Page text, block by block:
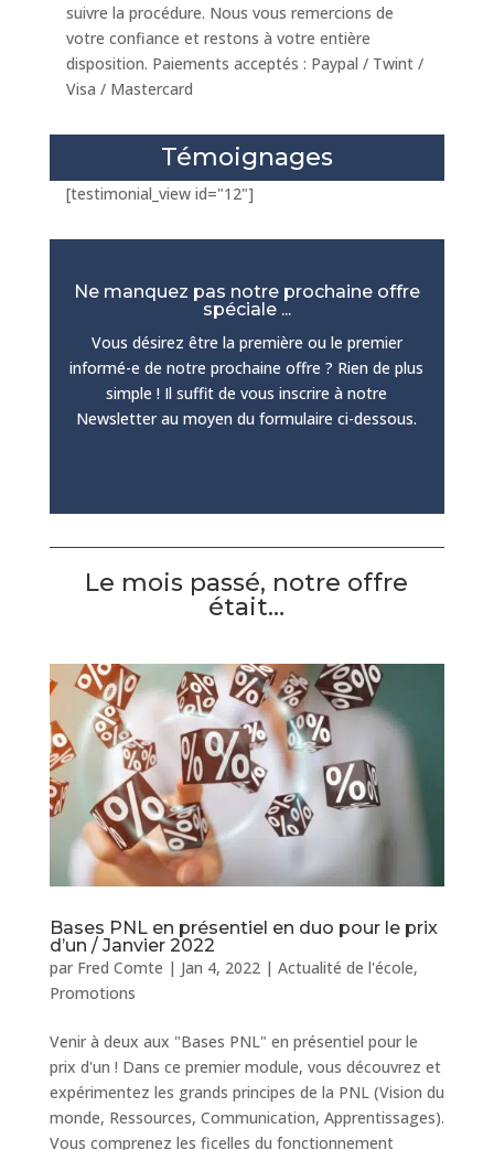
suivre la procédure. Nous vous remercions de
votre confiance et restons à votre entière
disposition. Paiements acceptés : Paypal / Twint /
Visa / Mastercard
Témoignages
[testimonial_view id="12"]
Ne manquez pas notre prochaine offre
spéciale ...
Vous désirez être la première ou le premier
informé-e de notre prochaine offre ? Rien de plus
simple ! Il suffit de vous inscrire à notre
Newsletter au moyen du formulaire ci-dessous.
Le mois passé, notre offre
était…
Bases PNL en présentiel en duo pour le prix
d’un / Janvier 2022
par Fred Comte | Jan 4, 2022| Actualité de l'école,
Promotions
Venir à deux aux "Bases PNL" en présentiel pour le
prix d'un ! Dans ce premier module, vous découvrez et
expérimentez les grands principes de la PNL (Vision du
monde, Ressources, Communication, Apprentissages).
Vous comprenez les ficelles du fonctionnement